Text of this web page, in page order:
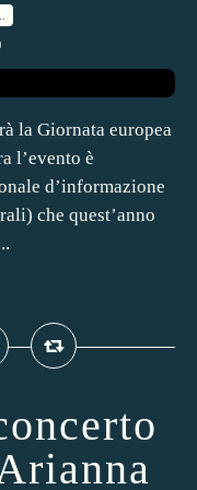
la Giornata europea
l’evento è
d’informazione
che quest’anno